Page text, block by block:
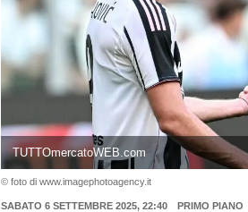
TUTTOmercatoWEB.com
© foto di www.imagephotoagency.it
SABATO 6 SETTEMBRE 2025, 22:40
PRIMO PIANO